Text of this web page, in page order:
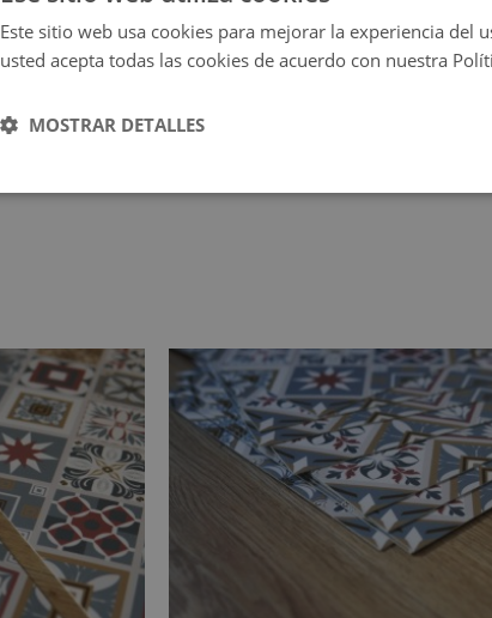
mecánicos, la decoloración y la radiación UV;
Este sitio web usa cookies para mejorar la experiencia del
usted acepta todas las cookies de acuerdo con nuestra
MOSTRAR DETALLES